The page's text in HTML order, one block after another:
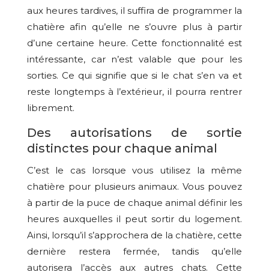
aux heures tardives, il suffira de programmer la
chatière afin qu’elle ne s’ouvre plus à partir
d’une certaine heure. Cette fonctionnalité est
intéressante, car n’est valable que pour les
sorties. Ce qui signifie que si le chat s’en va et
reste longtemps à l’extérieur, il pourra rentrer
librement.
Des autorisations de sortie
distinctes pour chaque animal
C’est le cas lorsque vous utilisez la même
chatière pour plusieurs animaux. Vous pouvez
à partir de la puce de chaque animal définir les
heures auxquelles il peut sortir du logement.
Ainsi, lorsqu’il s’approchera de la chatière, cette
dernière restera fermée, tandis qu’elle
autorisera l’accès aux autres chats. Cette